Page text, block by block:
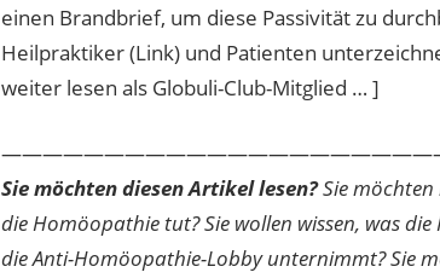
einen Brandbrief, um diese Passivität zu
Heilpraktiker (Link) und Patienten
weiter lesen als Globuli-Club-Mitglied … ]
Sie möchten diesen Artikel lesen?Sie
die Homöopathie tut? Sie wollen wissen, was
die Anti-Homöopathie-Lobby unternimmt? Sie